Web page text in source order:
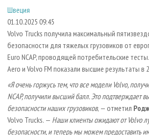
СУШКА ДРЕВЕСИНЫ
ПРОИЗВОДСТВО ДРЕВЕСНЫХ ПЛИТ
ДЕРЕВЯННОЕ ДОМОСТРОЕНИЕ
ПРОИЗВОДСТВО МЕБЕЛИ
БИОЭНЕРГЕТИКА
ЦБП
ИНСТРУМЕНТ И МАТЕРИАЛЫ
ПЕРСОНЫ
МОБИЛЬНЫЕ ВЫСТАВКИ
ОФИЦИАЛЬНЫЕ ДЕЛЕГАЦИИ
ПРИОРИТЕТНЫЕ ИНВЕСТПРОЕКТЫ
RUSSIAN FORESTRY REVIEW
ГАЗЕТА ЛЕСПРОМФОРУМ
БИБЛИОТЕКА СПЕЦИАЛИСТА
КОНТАКТЫ
РЕКЛАМОДАТЕЛЯМ
РЕКЛАМА
РЕКЛАМА НА САЙТЕ
Швеция
01.10.2025 09:45
Volvo Trucks получила максимальный
безопасности для тяжелых грузовиков от
Euro NCAP, проводящей потребительские
Aero и Volvo FM показали высшие результаты в
«Я очень горжусь тем, что все модели Volvo,
NCAP, получили высший балл. Это подтверждает
безопасности наших грузовиков, — отметил
Volvo Trucks. — Наши клиенты ожидают от Volvo
безопасности, и теперь мы можем предоставить